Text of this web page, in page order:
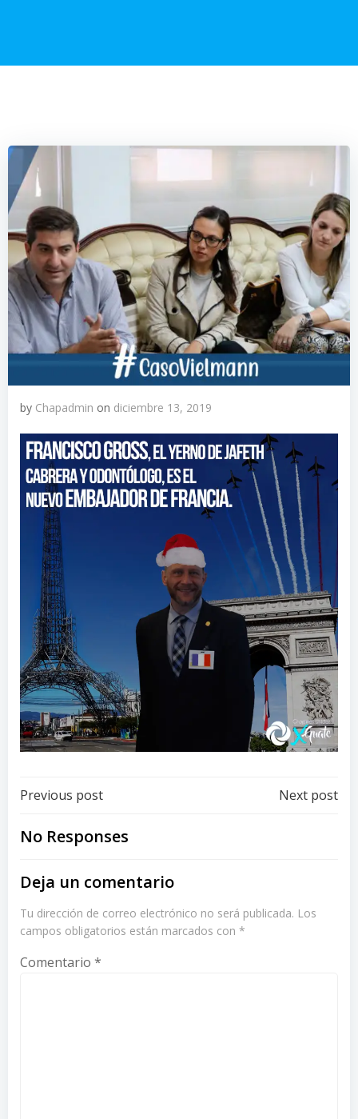
by Chapadmin on diciembre 13, 2019
Post
navigation
Previous post Next post
No Responses
Deja un comentario
Tu dirección de correo electrónico no será publicada. Los
campos obligatorios están marcados con *
Comentario *